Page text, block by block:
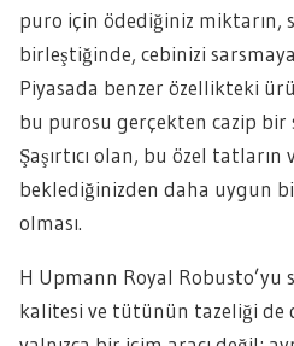
puro için ödediğiniz miktarın,
birleştiğinde, cebinizi
Piyasada benzer özellikteki
bu purosu gerçekten cazip
Şaşırtıcı olan, bu özel tatların
beklediğinizden daha uygun
olması.
H Upmann Royal Robusto’yu
kalitesi ve tütünün tazeliği de